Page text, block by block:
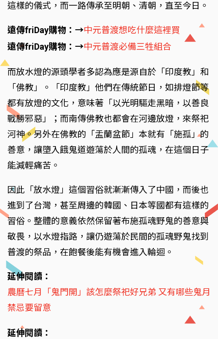
這樣的儀式，而一路傳承至明朝、清朝，直至今日。
遠傳friDay購物：→中元普渡想吃什麼這裡買
遠傳friDay購物：→中元普渡必備三牲組合
而放水燈的源頭學者多認為應是源自於「印度教」和
「佛教」。「印度教」他們在傳統節日，如排燈節等
都有放燈的文化，意味著「以光明驅走黑暗，以善良
戰勝邪惡」；而南傳佛教也都會在河邊放燈，來祭祀
河神。另外在佛教的「盂蘭盆節」本就有「施孤」的
善意，讓墮入餓鬼道遊蕩於人間的孤魂，在這個日子
能減輕痛苦。
因此「放水燈」這個習俗就漸漸傳入了中國，而後也
進到了台灣，甚至周邊的韓國、日本等國都有這樣的
習俗。整體的意義依然保留著布施孤魂野鬼的善意與
敬畏，以水燈指路，讓仍遊蕩於民間的孤魂野鬼找到
普渡的祭品，在飽餐後能有機會進入輪迴。
延伸閱讀：
農曆七月「鬼門開」該怎麼祭祀好兄弟 又有哪些鬼月
禁忌要留意
延伸閱讀：